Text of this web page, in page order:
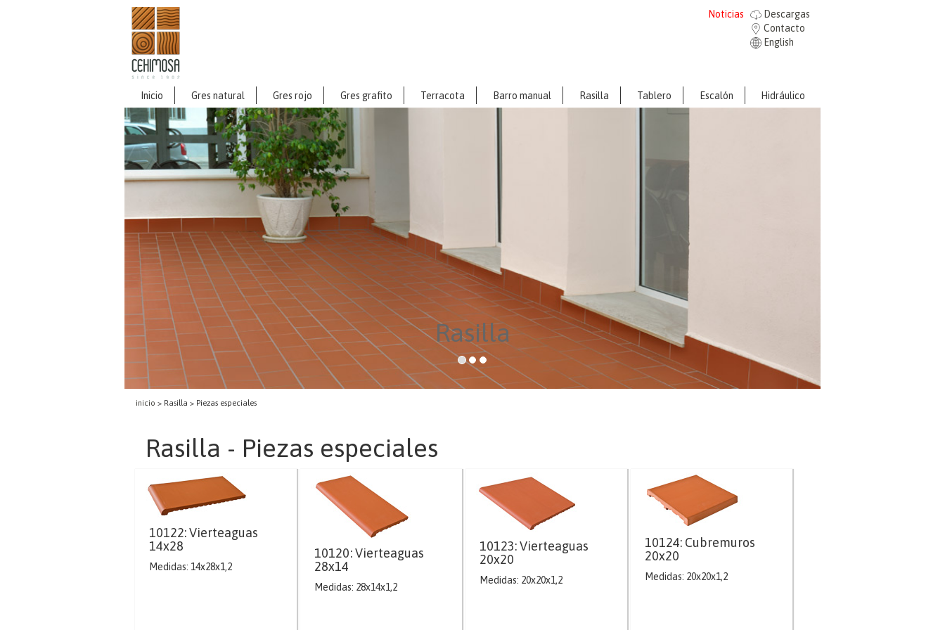
Noticias
Descargas
Contacto
English
Inicio Gres natural Gres rojo Gres grafito Terracota Barro manual Rasilla Tablero Escalón Hidráulico
Rasilla
inicio > Rasilla > Piezas especiales
Rasilla - Piezas especiales
10122: Vierteaguas
14x28
Medidas: 14x28x1,2
10120: Vierteaguas
28x14
Medidas: 28x14x1,2
10123: Vierteaguas
20x20
Medidas: 20x20x1,2
10124: Cubremuros
20x20
Medidas: 20x20x1,2